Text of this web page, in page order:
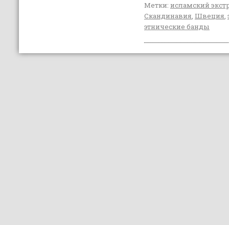
Метки: исламский
Скандинавия, Швеция,
этнические банды